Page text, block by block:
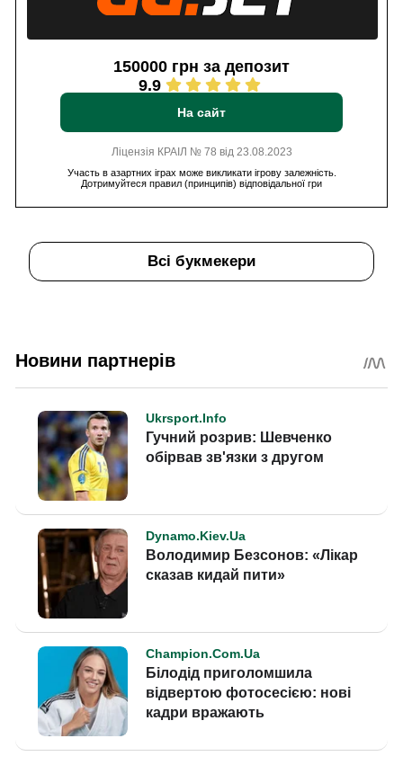
150000 грн за депозит
9.9
На сайт
Ліцензія КРАІЛ № 78 від 23.08.2023
Участь в азартних іграх може викликати ігрову залежність.
Дотримуйтеся правил (принципів) відповідальної гри
Всі букмекери